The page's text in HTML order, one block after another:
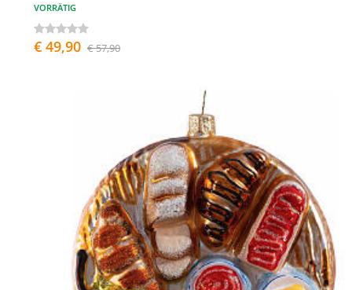
VORRÄTIG
€ 49,90 € 57,90